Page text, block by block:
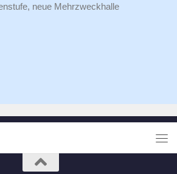
neue Mehrzweckhalle